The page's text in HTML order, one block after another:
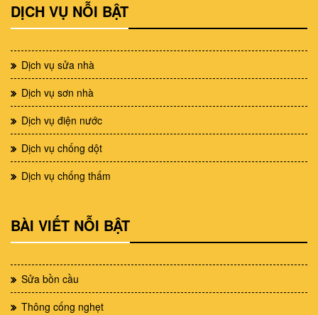
DỊCH VỤ NỖI BẬT
Dịch vụ sửa nhà
Dịch vụ sơn nhà
Dịch vụ điện nước
Dịch vụ chống dột
Dịch vụ chống thấm
BÀI VIẾT NỖI BẬT
Sửa bồn cầu
Thông cống nghẹt